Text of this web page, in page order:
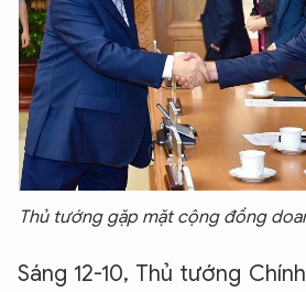
Thủ tướng gặp mặt cộng đồng
Sáng 12-10, Thủ tướng